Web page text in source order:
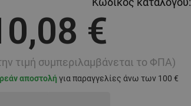
€
τιμή συμπεριλαμβάνεται το ΦΠΑ)
αποστολή για παραγγελίες άνω των 100 €